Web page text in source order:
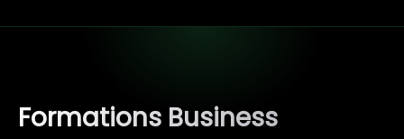
Formations Business